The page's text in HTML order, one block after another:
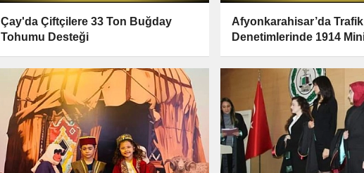
Çay'da Çiftçilere 33 Ton Buğday
Tohumu Desteği
Afyonkarahisar’da Trafik
Denetimlerinde 1914